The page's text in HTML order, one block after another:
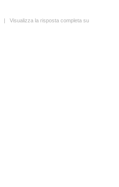
| Visualizza la risposta completa su